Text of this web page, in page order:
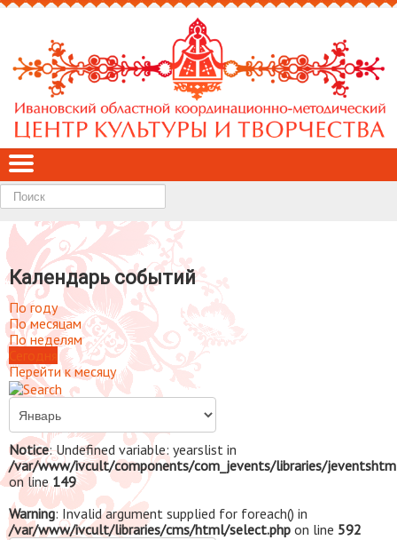
Найти
Календарь событий
По году
По месяцам
По неделям
Перейти к месяцу
Notice: Undefined variable: yearslist in
/var/www/ivcult/components/com_jevents/libraries/
on line 149
Warning: Invalid argument supplied for foreach() in
/var/www/ivcult/libraries/cms/html/select.php on line 592